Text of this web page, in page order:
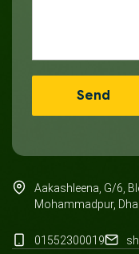
Aakashleena, G/6,
Mohammadpur,
01552300019